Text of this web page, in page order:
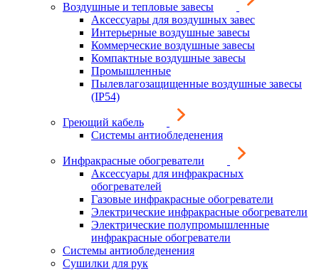
Воздушные и тепловые завесы
Аксессуары для воздушных завес
Интерьерные воздушные завесы
Коммерческие воздушные завесы
Компактные воздушные завесы
Промышленные
Пылевлагозащищенные воздушные завесы
(IP54)
Греющий кабель
Системы антиобледенения
Инфракрасные обогреватели
Аксессуары для инфракрасных
обогревателей
Газовые инфракрасные обогреватели
Электрические инфракрасные обогреватели
Электрические полупромышленные
инфракрасные обогреватели
Системы антиобледенения
Сушилки для рук